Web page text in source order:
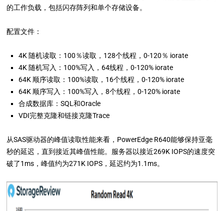
的工作负载，包括闪存阵列和单个存储设备。
配置文件：
4K 随机读取：100％读取，128个线程，0-120％ iorate
4K 随机写入：100%写入，64线程，0-120% iorate
64K 顺序读取：100%读取，16个线程，0-120% iorate
64K 顺序写入：100%写入，8个线程，0-120% iorate
合成数据库：SQL和Oracle
VDI完整克隆和链接克隆Trace
从SAS驱动器的峰值读取性能来看，PowerEdge R640能够保持亚毫
秒的延迟，直到接近其峰值性能。服务器以接近269K IOPS的速度突
破了1ms，峰值约为271K IOPS，延迟约为1.1ms。